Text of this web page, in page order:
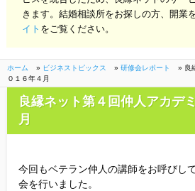
よくある質問
開業支援
他社との違い
お金のこと
きます。結婚相談所をお探しの方、開業
イト をご覧ください。
ホーム » ビジネストピックス » 研修会レポート » 良
０１６年４月
良縁ネット第４回仲人アカデ
月
今回もベテラン仲人の講師をお呼びし
会を行いました。